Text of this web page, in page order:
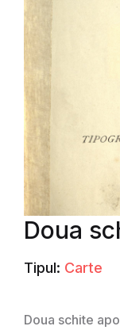
Doua
Tipul: Carte
Doua schite